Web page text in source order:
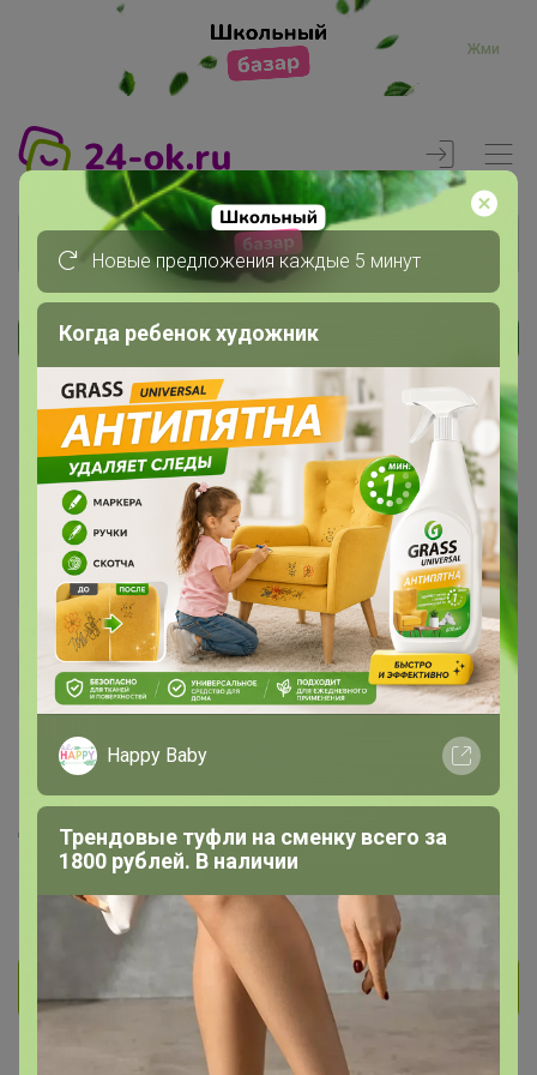
Жми
Главная
Члены клуба
kozuli555
kozuli555
Кандидат в магистры
На сайте 16 декабря, 2025 22:55
День рождения 15 июля
Красноярск
В клубе с 26 января 2013 г.
Личное сообщение
Новые предложения каждые 5 минут
Когда ребенок художник
Happy Baby
Трендовые туфли на сменку всего за
1800 рублей. В наличии